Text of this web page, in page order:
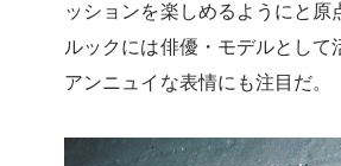
ッションを楽しめるようにと原
ルックには俳優・モデルとして
アンニュイな表情にも注目だ。